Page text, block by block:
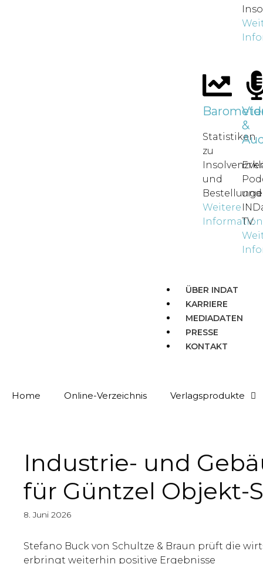
Statistiken
zu
und
Weitere
&
und
TV.
ÜBER INDAT
KARRIERE
MEDIADATEN
PRESSE
KONTAKT
Home Online-Verzeichnis Verlagsprodukte
Industrie- und
für Güntzel Objekt-
8. Juni 2026
Stefano Buck von Schultze & Braun prüft die
erbringt weiterhin positive Ergebnisse